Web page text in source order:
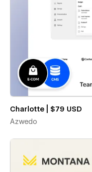
Charlotte | $79 USD
Azwedo